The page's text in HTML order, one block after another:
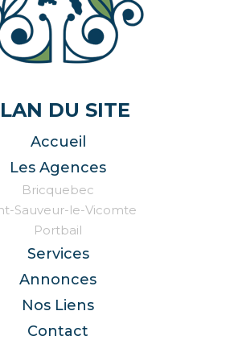
DU SITE
Accueil
Les Agences
Bricquebec
Sauveur-le-Vicomte
Portbail
Services
Annonces
Nos Liens
Contact